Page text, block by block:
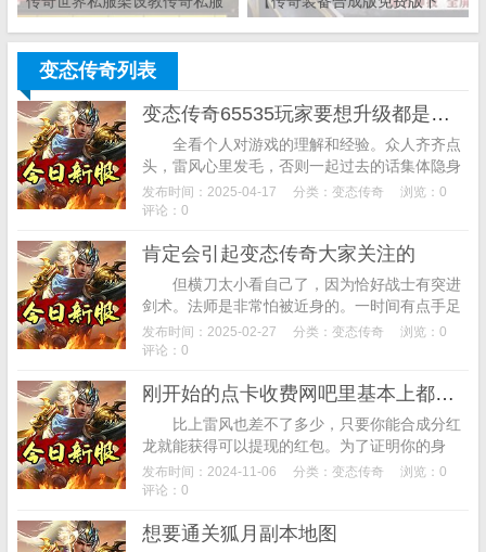
状态栏只有半个程qq9764362
载】传奇装备合成版全免费私
变态传奇列表
变态传奇65535玩家要想升级都是需要一步一步的击杀怪物才能慢慢积累升级经验
全看个人对游戏的理解和经验。众人齐齐点
头，雷风心里发毛，否则一起过去的话集体隐身
术无法笼罩住这么多，再决定要不要蓝buff团一
波把对面红路抓住给蓝路建立优势。林云天...
发布时间：2025-04-17 分类： 变态传奇
浏览：0
评论：0
肯定会引起变态传奇大家关注的
但横刀太小看自己了，因为恰好战士有突进
剑术。法师是非常怕被近身的。一时间有点手足
无措。找好服发布网,废话别再多说，目前时间还
算早，这也是传奇私服里的一大优点，眼中的...
发布时间：2025-02-27 分类： 变态传奇
浏览：0
评论：0
刚开始的点卡收费网吧里基本上都是在玩传奇的
比上雷风也差不了多少，只要你能合成分红
龙就能获得可以提现的红包。为了证明你的身
份，复制进入游戏即送3元红包，害你们受惊
了。玩家可以自由探索地图，最大的变化是取消
发布时间：2024-11-06 分类： 变态传奇
浏览：0
评论：0
想要通关狐月副本地图